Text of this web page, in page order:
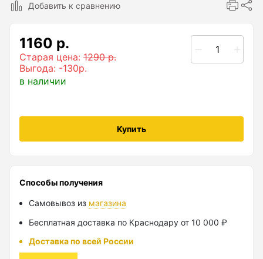
Добавить к сравнению
1160 р.
Старая цена: 1290 р.
Выгода: -130р.
в наличии
Купить
Способы получения
Самовывоз из магазина
Бесплатная доставка по Краснодару от 10 000 ₽
Доставка по всей России
Дальномеры оптические для охоты
Дорожные колеса (курвиметры)
Колесо измерительное
Лазерные уровни (с зеленым лучом)
Лазерные уровни (с красным лучом)
Лазерные уровни ADA